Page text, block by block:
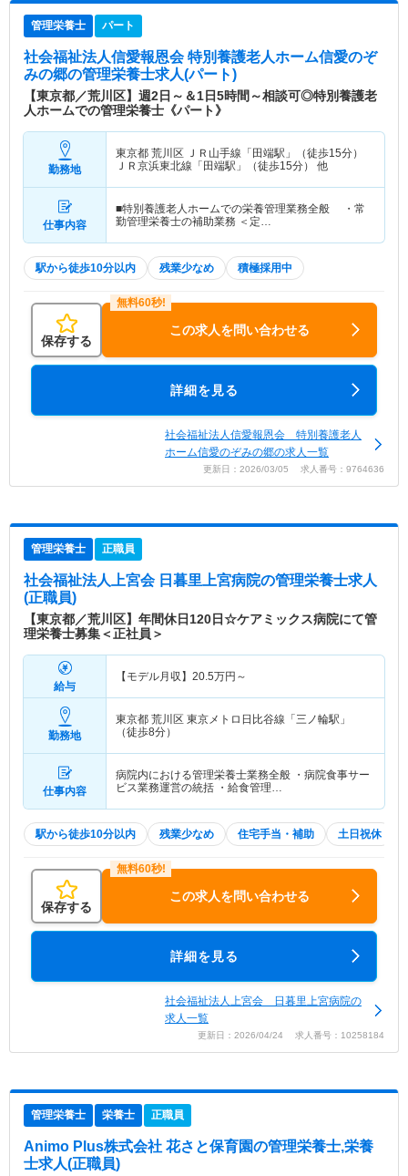
管理栄養士 パート
社会福祉法人信愛報恩会 特別養護老人ホーム信愛のぞ
みの郷の管理栄養士求人(パート)
【東京都／荒川区】週2日～＆1日5時間～相談可◎特別養護老
人ホームでの管理栄養士《パート》
勤務地
東京都 荒川区 ＪＲ山手線「田端駅」（徒歩15分）
ＪＲ京浜東北線「田端駅」（徒歩15分） 他
仕事内容
■特別養護老人ホームでの栄養管理業務全般 ・常
勤管理栄養士の補助業務 ＜定…
駅から徒歩10分以内 残業少なめ 積極採用中
保存する
この求人を問い合わせる
詳細を見る
社会福祉法人信愛報恩会 特別養護老人
ホーム信愛のぞみの郷の求人一覧
更新日：2026/03/05 求人番号：9764636
管理栄養士 正職員
社会福祉法人上宮会 日暮里上宮病院の管理栄養士求人
(正職員)
【東京都／荒川区】年間休日120日☆ケアミックス病院にて管
理栄養士募集＜正社員＞
給与
【モデル月収】 20.5万円～
勤務地
東京都 荒川区 東京メトロ日比谷線「三ノ輪駅」
（徒歩8分）
仕事内容
病院内における管理栄養士業務全般 ・病院食事サー
ビス業務運営の統括 ・給食管理…
駅から徒歩10分以内 残業少なめ 住宅手当・補助 土日祝休
保存する
この求人を問い合わせる
詳細を見る
社会福祉法人上宮会 日暮里上宮病院の
求人一覧
更新日：2026/04/24 求人番号：10258184
管理栄養士 栄養士 正職員
Animo Plus株式会社 花さと保育園の管理栄養士,栄養
士求人(正職員)